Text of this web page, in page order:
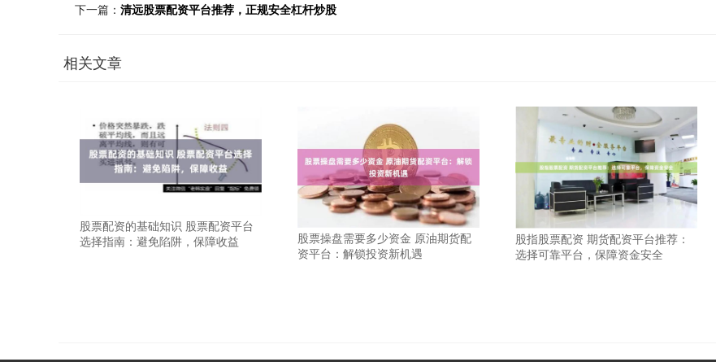
下一篇： 清远股票配资平台推荐，正规安全杠杆炒股
相关文章
股票配资的基础知识 股票配资平台
选择指南：避免陷阱，保障收益
股票操盘需要多少资金 原油期货配
资平台：解锁投资新机遇
股指股票配资 期货配资平台推荐：
选择可靠平台，保障资金安全